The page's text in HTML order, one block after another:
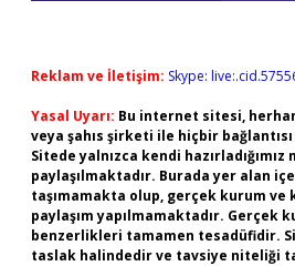
Reklam ve İletişim: Skype:
Yasal Uyarı: Bu internet sitesi,
veya şahıs şirketi ile hiçbir
Sitede yalnızca kendi
paylaşılmaktadır. Burada yer alan
taşımamakta olup, gerçek kurum ve
paylaşım yapılmamaktadır. Gerçek
benzerlikleri tamamen tesadüfidir.
taslak halindedir ve tavsiye niteliği